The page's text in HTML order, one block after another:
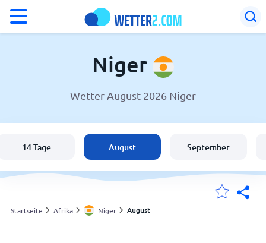
Wetter in Niger
Schweiz
Deutschland
Niger
Wetter August 2026 Niger
14 Tage August September
Startseite Afrika Niger August